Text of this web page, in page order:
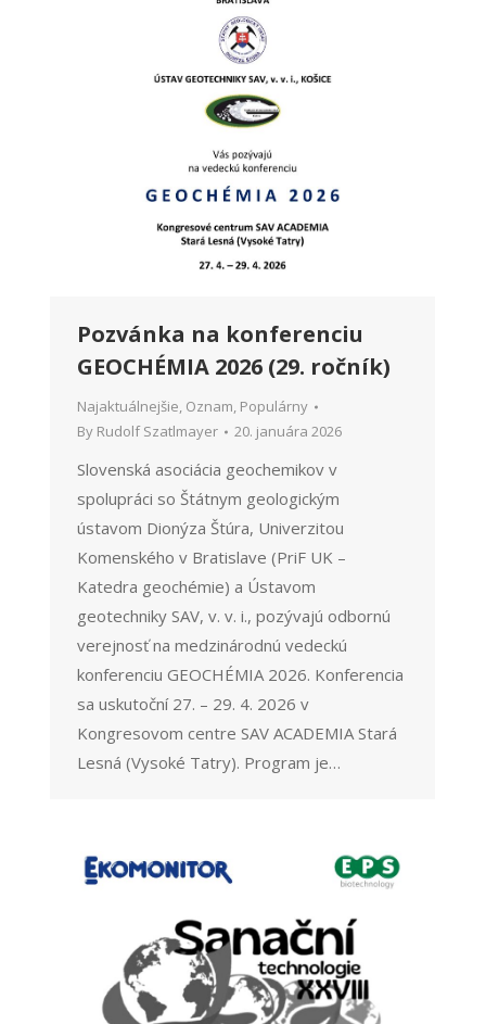
Pozvánka na konferenciu
GEOCHÉMIA 2026 (29. ročník)
Najaktuálnejšie, Oznam, Populárny
By Rudolf Szatlmayer 20. januára 2026
Slovenská asociácia geochemikov v
spolupráci so Štátnym geologickým
ústavom Dionýza Štúra, Univerzitou
Komenského v Bratislave (PriF UK –
Katedra geochémie) a Ústavom
geotechniky SAV, v. v. i., pozývajú odbornú
verejnosť na medzinárodnú vedeckú
konferenciu GEOCHÉMIA 2026. Konferencia
sa uskutoční 27. – 29. 4. 2026 v
Kongresovom centre SAV ACADEMIA Stará
Lesná (Vysoké Tatry). Program je…